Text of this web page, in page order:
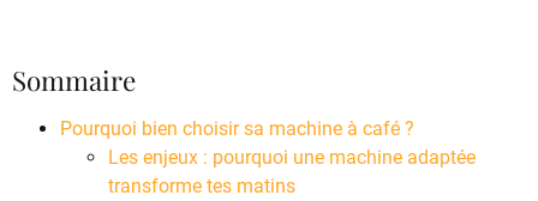
Sommaire
Pourquoi bien choisir sa machine à café ?
Les enjeux : pourquoi une machine adaptée
transforme tes matins